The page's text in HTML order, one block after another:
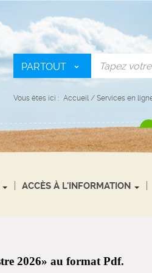
PARTOUT
Vous êtes ici : Accueil / Services en
ACCÈS À L'INFORMATION